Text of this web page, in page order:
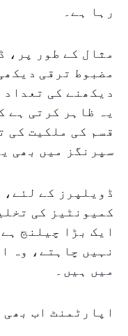
رہا ہے۔
مثال کے طور پر،
مضبوط ترقی
دیکھنے کی
یہ ظاہر کرتی ہے
قسم کی ملکیت کی
سپرنگز میں بھی
ڈویلپرز کے
کمیونٹیز کی
ایک بڑا چیلنج
نہیں چاہتے، وہ
میں ہیں۔
اپارٹمنٹ اب